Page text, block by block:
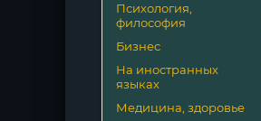
Психология,
философия
Бизнес
На иностранных
языках
Медицина, здоровье